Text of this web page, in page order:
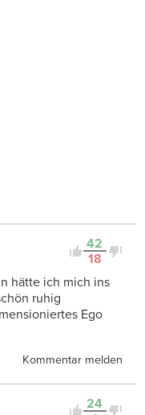
42
18
hätte ich mich ins
ruhig
Ego
Kommentar melden
24